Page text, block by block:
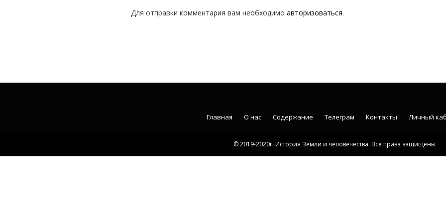
Для отправки комментария вам необходимо авторизоваться.
© 2019-2020г. История Земли и человечества. Все права защищены
Главная О нас Содержание Телеграм Контакты Личный